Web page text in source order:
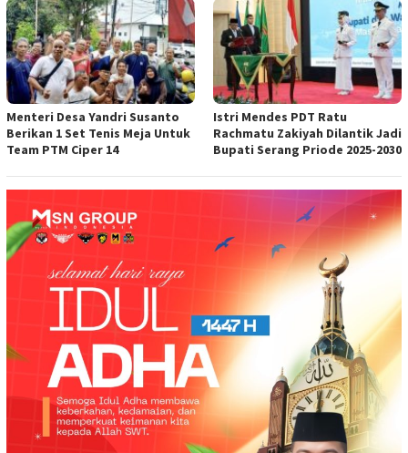
Menteri Desa Yandri Susanto
Berikan 1 Set Tenis Meja Untuk
Team PTM Ciper 14
Istri Mendes PDT Ratu
Rachmatu Zakiyah Dilantik Jadi
Bupati Serang Priode 2025-2030